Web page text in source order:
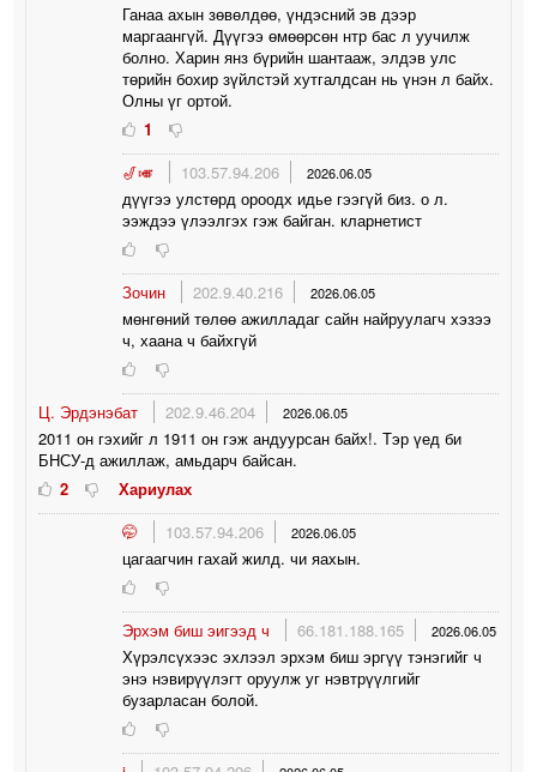
Ганаа ахын зөвөлдөө, үндэсний эв дээр
маргаангүй. Дүүгээ өмөөрсөн нтр бас л уучилж
болно. Харин янз бүрийн шантааж, элдэв улс
төрийн бохир зүйлстэй хутгалдсан нь үнэн л байх.
Олны үг ортой.
1
🎷🎺
103.57.94.206 2026.06.05
дүүгээ улстөрд ороодх идье гээгүй биз. о л.
ээждээ үлээлгэх гэж байган. кларнетист
Зочин 202.9.40.216 2026.06.05
мөнгөний төлөө ажилладаг сайн найруулагч хэзээ
ч, хаана ч байхгүй
Ц. Эрдэнэбат 202.9.46.204 2026.06.05
2011 он гэхийг л 1911 он гэж андуурсан байх!. Тэр үед би
БНСУ-д ажиллаж, амьдарч байсан.
2
Хариулах
🤭
103.57.94.206 2026.06.05
цагаагчин гахай жилд. чи яахын.
Эрхэм биш эигээд ч 66.181.188.165 2026.06.05
Хүрэлсүхээс эхлээл эрхэм биш эргүү тэнэгийг ч
энэ нэвирүүлэгт оруулж уг нэвтрүүлгийг
бузарласан болой.